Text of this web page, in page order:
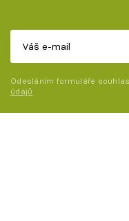
Odesláním formuláře
údajů